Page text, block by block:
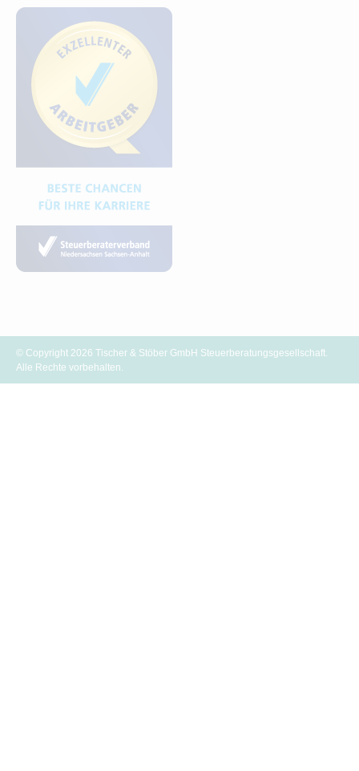
© Copyright 2026 Tischer & Stöber GmbH Steuerberatungsgesellschaft.
Alle Rechte vorbehalten.